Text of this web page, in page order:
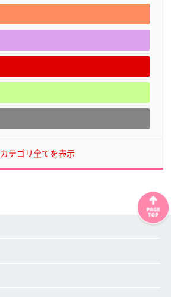
カテゴリ全てを表示